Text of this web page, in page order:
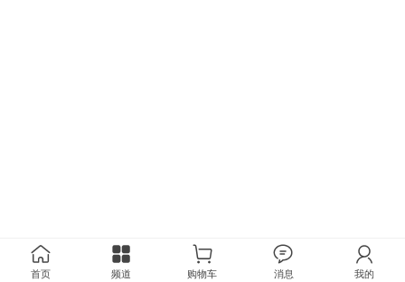
首页 频道 购物车 消息 我的